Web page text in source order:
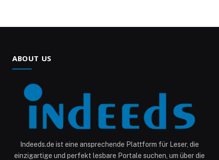
ABOUT US
Indeeds.de ist eine ansprechende Plattform für Leser, die
einzigartige und perfekt lesbare Portale suchen, um über die